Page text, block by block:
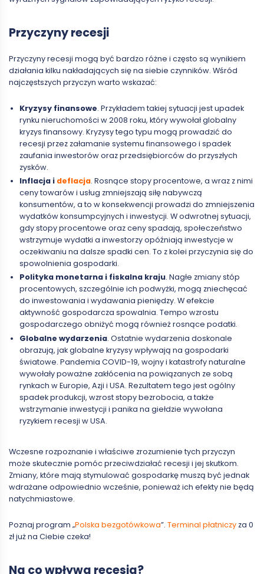
Przyczyny recesji
Przyczyny recesji mogą być bardzo różne i często są wynikiem
działania kilku nakładających się na siebie czynników. Wśród
najczęstszych przyczyn warto wskazać:
Kryzysy finansowe. Przykładem takiej sytuacji jest upadek
rynku nieruchomości w 2008 roku, który wywołał globalny
kryzys finansowy. Kryzysy tego typu mogą prowadzić do
recesji przez załamanie systemu finansowego i spadek
zaufania inwestorów oraz przedsiębiorców do przyszłych
zysków.
Inflacja i deflacja. Rosnące stopy procentowe, a wraz z nimi
ceny towarów i usług zmniejszają siłę nabywczą
konsumentów, a to w konsekwencji prowadzi do zmniejszenia
wydatków konsumpcyjnych i inwestycji. W odwrotnej sytuacji,
gdy stopy procentowe oraz ceny spadają, społeczeństwo
wstrzymuje wydatki a inwestorzy opóźniają inwestycje w
oczekiwaniu na dalsze spadki cen. To z kolei przyczynia się do
spowolnienia gospodarki.
Polityka monetarna i fiskalna kraju. Nagłe zmiany stóp
procentowych, szczególnie ich podwyżki, mogą zniechęcać
do inwestowania i wydawania pieniędzy. W efekcie
aktywność gospodarcza spowalnia. Tempo wzrostu
gospodarczego obniżyć mogą również rosnące podatki.
Globalne wydarzenia. Ostatnie wydarzenia doskonale
obrazują, jak globalne kryzysy wpływają na gospodarki
światowe. Pandemia COVID-19, wojny i katastrofy naturalne
wywołały poważne zakłócenia na powiązanych ze sobą
rynkach w Europie, Azji i USA. Rezultatem tego jest ogólny
spadek produkcji, wzrost stopy bezrobocia, a także
wstrzymanie inwestycji i panika na giełdzie wywołana
ryzykiem recesji w USA.
Wczesne rozpoznanie i właściwe zrozumienie tych przyczyn
może skutecznie pomóc przeciwdziałać recesji i jej skutkom.
Zmiany, które mają stymulować gospodarkę muszą być jednak
wdrażane odpowiednio wcześnie, ponieważ ich efekty nie będą
natychmiastowe.
Poznaj program „Polska bezgotówkowa”. Terminal płatniczy za 0
zł już na Ciebie czeka!
Na co wpływa recesja?